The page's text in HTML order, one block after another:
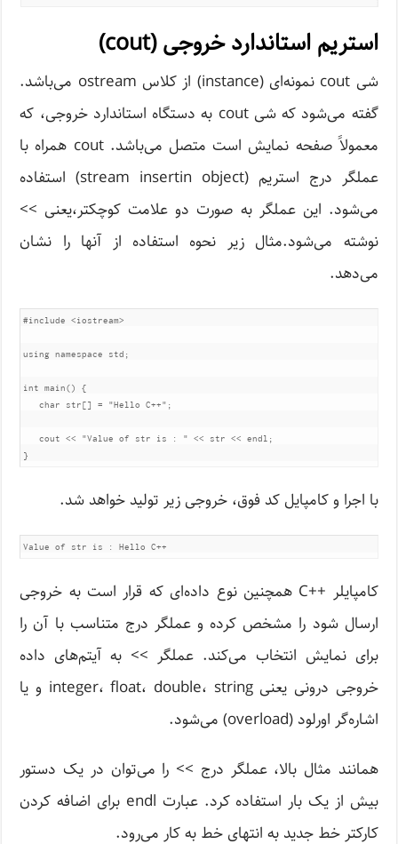
استریم استاندارد خروجی (cout)
شی cout نمونه‌ای (instance) از کلاس ostream می‌باشد.
گفته می‌شود که شی cout به دستگاه استاندارد خروجی، که
معمولاً صفحه نمایش است متصل می‌باشد. cout همراه با
عملگر درج استریم (stream insertin object) استفاده
می‌شود. این عملگر به صورت دو علامت کوچکتر،یعنی >>
نوشته می‌شود.مثال زیر نحوه استفاده از آنها را نشان
می‌دهد.
#include <iostream>
using namespace std ;
int main()
{
char
str[] = "Hello C++" ;
   cout
<< "Value of str is : " << str << endl ;
}
با اجرا و کامپایل کد فوق، خروجی زیر تولید خواهد شد.
کامپایلر ++C همچنین نوع داده‌ای که قرار است به خروجی
ارسال شود را مشخص کرده و عملگر درج متناسب با آن را
برای نمایش انتخاب می‌کند. عملگر >> به آیتم‌های داده
خروجی درونی یعنی integer، float، double، string و یا
اشاره‌گر اورلود (overload) می‌شود.
همانند مثال بالا، عملگر درج >> را می‌توان در یک دستور
بیش از یک بار استفاده کرد. عبارت endl برای اضافه کردن
کارکتر خط جدید به انتهای خط به کار می‌رود.